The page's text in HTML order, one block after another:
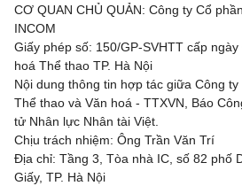
CƠ QUAN CHỦ QUẢN: Công ty Cổ
INCOM
Giấy phép số: 150/GP-SVHTT cấp
hoá Thể thao TP. Hà Nội
Nội dung thông tin hợp tác giữa Công
Thể thao và Văn hoá - TTXVN, Báo
tử Nhân lực Nhân tài Việt.
Chịu trách nhiệm: Ông Trần Văn Trí
Địa chỉ: Tầng 3, Tòa nhà IC, số 82 phố
Giấy, TP. Hà Nội